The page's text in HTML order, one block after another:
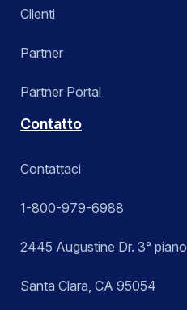
Clienti
Partner
Partner Portal
Contatto
Contattaci
1-800-979-6988
2445 Augustine Dr. 3° piano,
Santa Clara, CA 95054